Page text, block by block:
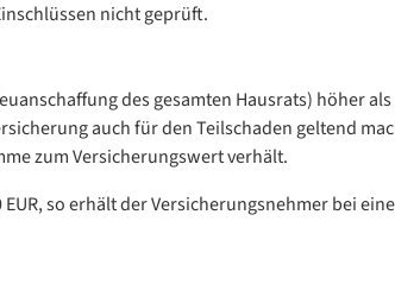
nicht geprüft.
des gesamten Hausrats) höher
auch für den Teilschaden geltend
zum Versicherungswert verhält.
so erhält der Versicherungsnehmer bei